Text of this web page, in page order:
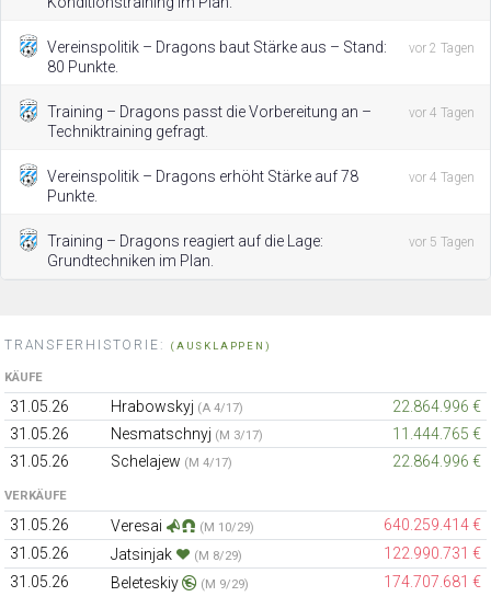
Vereinspolitik – Dragons baut Stärke aus – Stand:
80 Punkte.
vor 2 Tagen
Training – Dragons passt die Vorbereitung an –
Techniktraining gefragt.
vor 4 Tagen
Vereinspolitik – Dragons erhöht Stärke auf 78
Punkte.
vor 4 Tagen
Training – Dragons reagiert auf die Lage:
Grundtechniken im Plan.
vor 5 Tagen
TRANSFERHISTORIE: (AUSKLAPPEN)
KÄUFE
31.05.26 Hrabowskyj (A 4/17)
22.864.996 €
31.05.26
Nesmatschnyj (M 3/17)
11.444.765 €
31.05.26
Schelajew (M 4/17) 22.864.996 €
VERKÄUFE
31.05.26 Veresai (M 10/29)
640.259.414 €
31.05.26
Jatsinjak (M 8/29)
122.990.731 €
31.05.26
Beleteskiy (M 9/29) 174.707.681 €